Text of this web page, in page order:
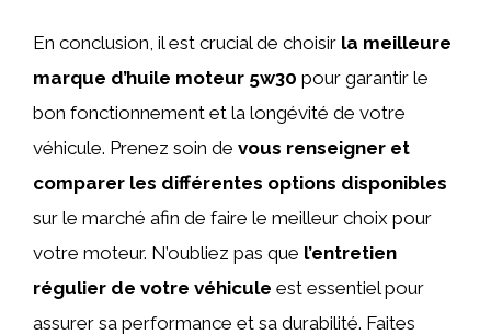
En conclusion, il est crucial de choisir la meilleure
marque d’huile moteur 5w30 pour garantir le
bon fonctionnement et la longévité de votre
véhicule. Prenez soin de vous renseigner et
comparer les différentes options disponibles
sur le marché afin de faire le meilleur choix pour
votre moteur. N’oubliez pas que l’entretien
régulier de votre véhicule est essentiel pour
assurer sa performance et sa durabilité. Faites